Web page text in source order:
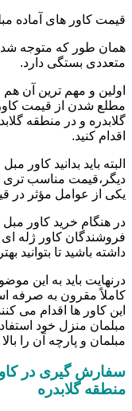
قیمت کاور های آماده
همان طور که متوجه
متعددی بستگی دارد.
اولین و مهم ترین آن
گلابدره و در منطقه
اقدام کنید.
البته باید بدانید کاور
دیگر،قیمت مناسب تری
یکی از عوامل مؤثر در
در هنگام خرید کاور مبل
فروشندگان کاور ژله ای
داشته باشید تا بتوانید
درنهایت باید به این
کاملاً مقرون به صرفه
این کاور ها اقدام می
مبلمان منزل خود
مبلمان و پارچه آن را
سفارش گیری در
منطقه گلابدره